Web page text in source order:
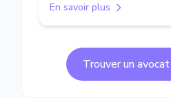
En savoir plus
Trouver un